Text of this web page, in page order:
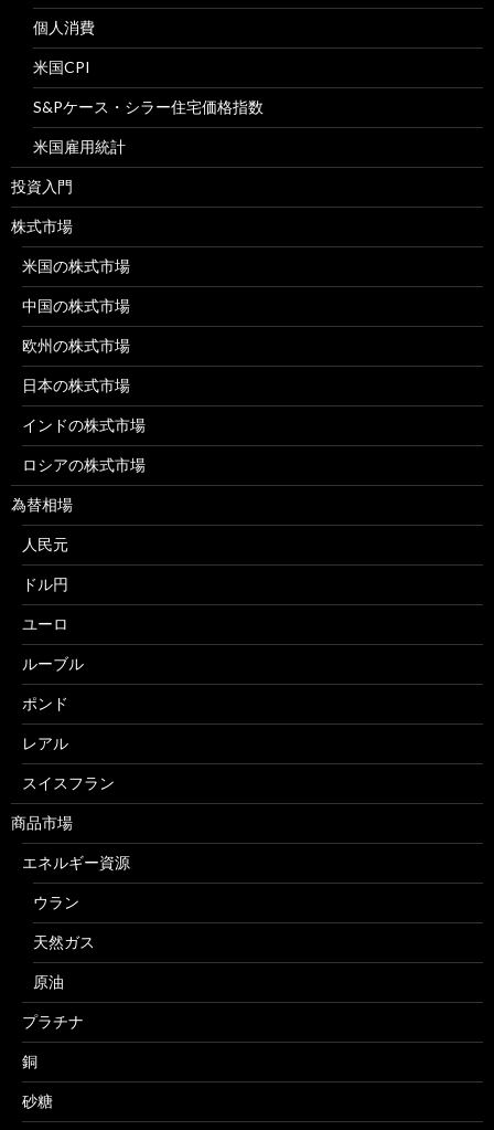
個人消費
米国CPI
S&Pケース・シラー住宅価格指数
米国雇用統計
投資入門
株式市場
米国の株式市場
中国の株式市場
欧州の株式市場
日本の株式市場
インドの株式市場
ロシアの株式市場
為替相場
人民元
ドル円
ユーロ
ルーブル
ポンド
レアル
スイスフラン
商品市場
エネルギー資源
ウラン
天然ガス
原油
プラチナ
銅
砂糖